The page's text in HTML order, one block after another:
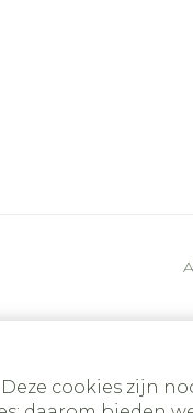
cookies zijn